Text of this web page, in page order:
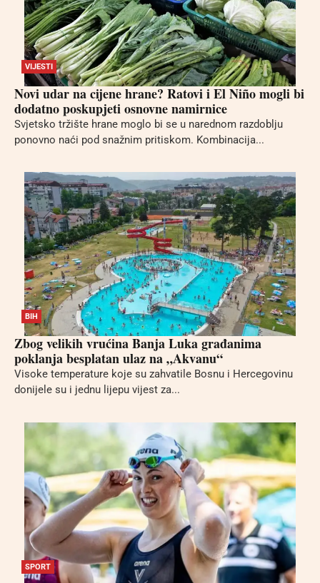
VIJESTI
Novi udar na cijene hrane? Ratovi i El Niño mogli bi
dodatno poskupjeti osnovne namirnice
Svjetsko tržište hrane moglo bi se u narednom razdoblju
ponovno naći pod snažnim pritiskom. Kombinacija...
BIH
Zbog velikih vrućina Banja Luka građanima
poklanja besplatan ulaz na „Akvanu“
Visoke temperature koje su zahvatile Bosnu i Hercegovinu
donijele su i jednu lijepu vijest za...
SPORT